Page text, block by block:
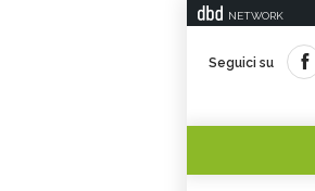
NETWORK
Seguici su